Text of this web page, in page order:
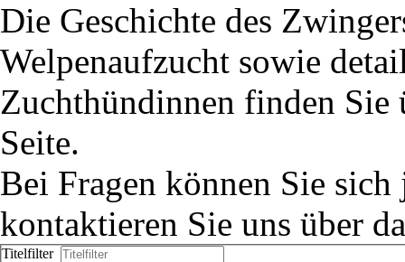
Die Geschichte des
Welpenaufzucht sowie
Zuchthündinnen finden Sie
Seite.
Bei Fragen können Sie
kontaktieren Sie uns über
Titelfilter